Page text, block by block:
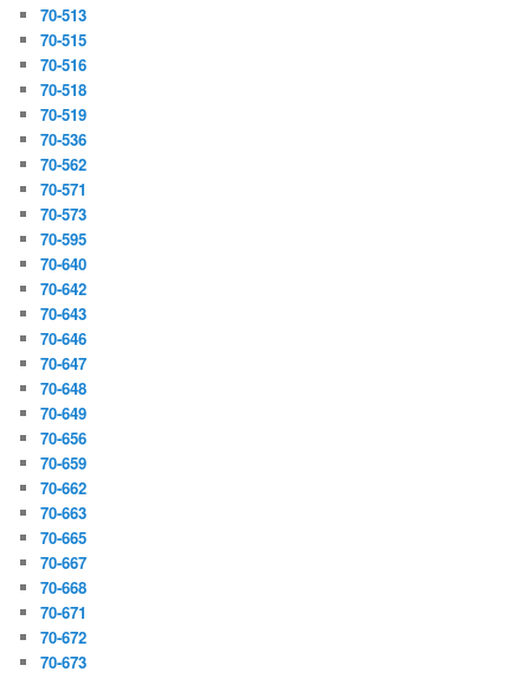
70-513
70-515
70-516
70-518
70-519
70-536
70-562
70-571
70-573
70-595
70-640
70-642
70-643
70-646
70-647
70-648
70-649
70-656
70-659
70-662
70-663
70-665
70-667
70-668
70-671
70-672
70-673